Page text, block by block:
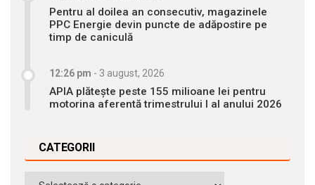
Pentru al doilea an consecutiv, magazinele
PPC Energie devin puncte de adăpostire pe
timp de caniculă
12:26 pm - 3 august, 2026
APIA plătește peste 155 milioane lei pentru
motorina aferentă trimestrului I al anului 2026
CATEGORII
Categorii